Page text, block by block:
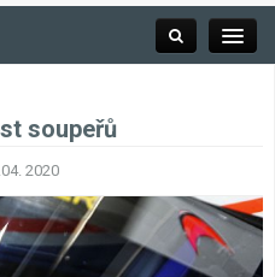
Závodní série
soupeřů
2020